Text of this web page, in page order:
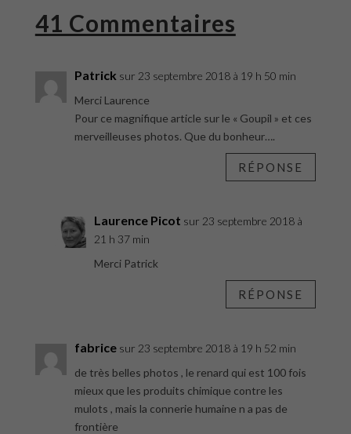
41 Commentaires
Patrick sur 23 septembre 2018 à 19 h 50 min
Merci Laurence
Pour ce magnifique article sur le « Goupil » et ces
merveilleuses photos. Que du bonheur….
RÉPONSE
Laurence Picot sur 23 septembre 2018 à
21 h 37 min
Merci Patrick
RÉPONSE
fabrice sur 23 septembre 2018 à 19 h 52 min
de très belles photos , le renard qui est 100 fois
mieux que les produits chimique contre les
mulots , mais la connerie humaine n a pas de
frontière